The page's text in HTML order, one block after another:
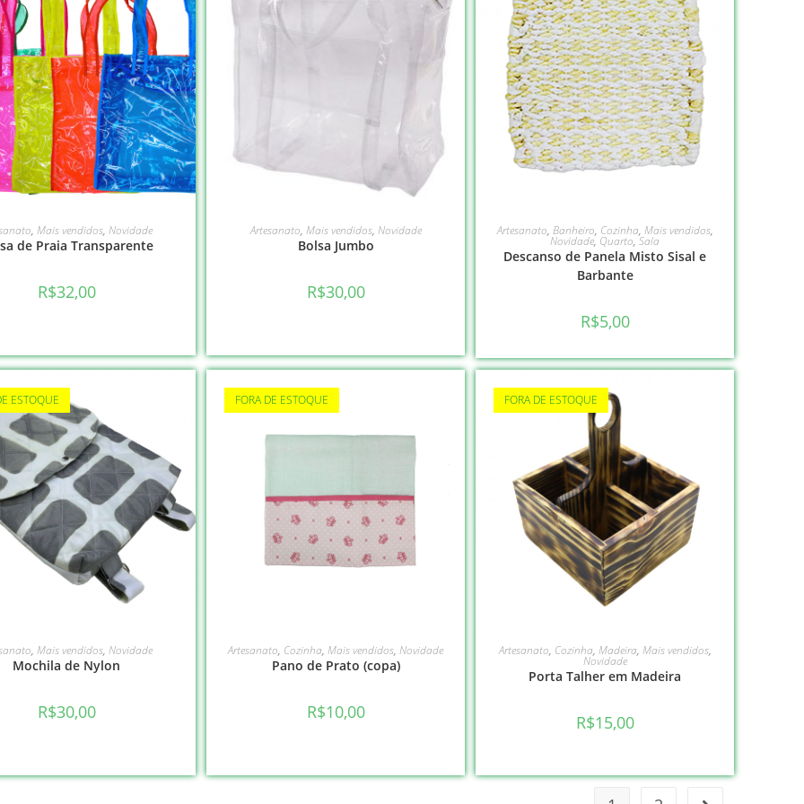
VER OPÇÕES
, Mais vendidos, Novidade
de Praia Transparente
R$32,00
LEIA MAIS
Artesanato, Mais vendidos, Novidade
Bolsa Jumbo
R$30,00
LEIA MAIS
Artesanato, Banheiro, Cozinha, Mais vendidos,
Novidade, Quarto,Sala
Descanso de Panela Misto Sisal e
Barbante
R$5,00
ESTOQUE
LEIA MAIS
, Mais vendidos, Novidade
Mochila de Nylon
R$30,00
FORA DE ESTOQUE
VER OPÇÕES
Artesanato, Cozinha, Mais vendidos, Novidade
Pano de Prato (copa)
R$10,00
FORA DE ESTOQUE
LEIA MAIS
Artesanato, Cozinha, Madeira, Mais vendidos,
Novidade
Porta Talher em Madeira
R$15,00